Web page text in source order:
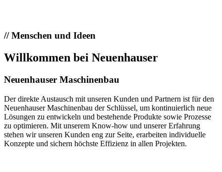
//Menschen und Ideen
Willkommen bei Neuenhauser
Neuenhauser Maschinenbau
Der direkte Austausch mit unseren Kunden und Partnern ist für den
Neuenhauser Maschinenbau der Schlüssel, um kontinuierlich neue
Lösungen zu entwickeln und bestehende Produkte sowie Prozesse
zu optimieren. Mit unserem Know-how und unserer Erfahrung
stehen wir unseren Kunden eng zur Seite, erarbeiten individuelle
Konzepte und sichern höchste Effizienz in allen Projekten.